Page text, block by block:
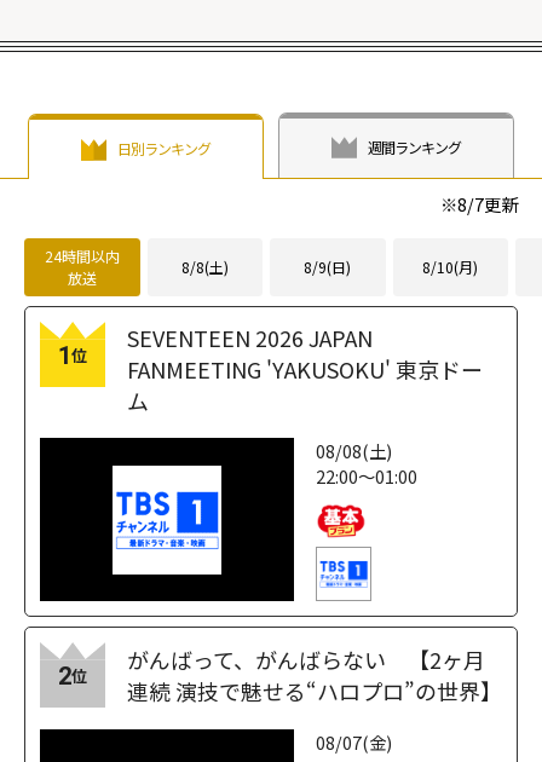
日別ランキング 週間ランキング
※8/7更新
24時間以内
放送
8/8(土) 8/9(日) 8/10(月)
1位
SEVENTEEN 2026 JAPAN
FANMEETING 'YAKUSOKU' 東京ドー
ム
08/08(土)
22:00～01:00
2位
がんばって、がんばらない 【2ヶ月
連続 演技で魅せる“ハロプロ”の世界】
08/07(金)